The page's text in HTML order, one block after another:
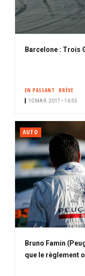
Barcelone : Trois
EN PASSANT BRÈVE
10 MAR. 2017 • 16:55
AUTO
Bruno Famin
que le règlement